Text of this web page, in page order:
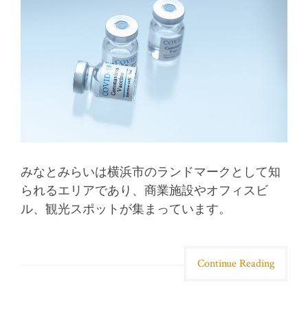
みなとみらいは横浜市のランドマークとして知
られるエリアであり、商業施設やオフィスビ
ル、観光スポットが集まっています。
Continue Reading